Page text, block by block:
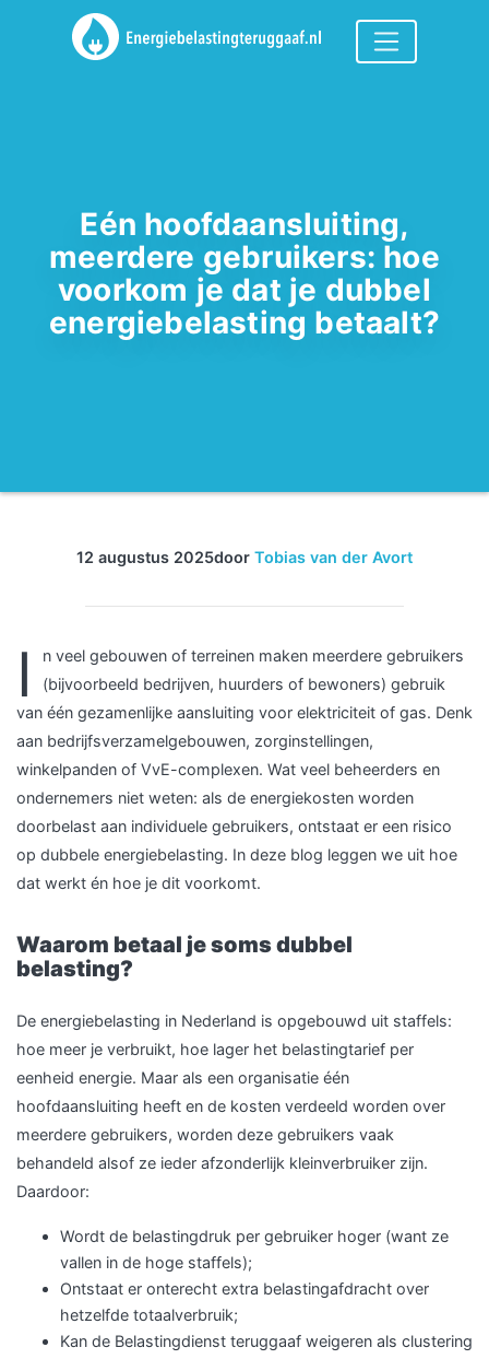
Eén hoofdaansluiting,
meerdere gebruikers: hoe
voorkom je dat je dubbel
energiebelasting betaalt?
12 augustus 2025door Tobias van der Avort
I
n veel gebouwen of terreinen maken meerdere gebruikers
(bijvoorbeeld bedrijven, huurders of bewoners) gebruik
van één gezamenlijke aansluiting voor elektriciteit of gas. Denk
aan bedrijfsverzamelgebouwen, zorginstellingen,
winkelpanden of VvE-complexen. Wat veel beheerders en
ondernemers niet weten: als de energiekosten worden
doorbelast aan individuele gebruikers, ontstaat er een risico
op dubbele energiebelasting. In deze blog leggen we uit hoe
dat werkt én hoe je dit voorkomt.
Waarom betaal je soms dubbel
belasting?
De energiebelasting in Nederland is opgebouwd uit staffels:
hoe meer je verbruikt, hoe lager het belastingtarief per
eenheid energie. Maar als een organisatie één
hoofdaansluiting heeft en de kosten verdeeld worden over
meerdere gebruikers, worden deze gebruikers vaak
behandeld alsof ze ieder afzonderlijk kleinverbruiker zijn.
Daardoor:
Wordt de belastingdruk per gebruiker hoger (want ze
vallen in de hoge staffels);
Ontstaat er onterecht extra belastingafdracht over
hetzelfde totaalverbruik;
Kan de Belastingdienst teruggaaf weigeren als clustering